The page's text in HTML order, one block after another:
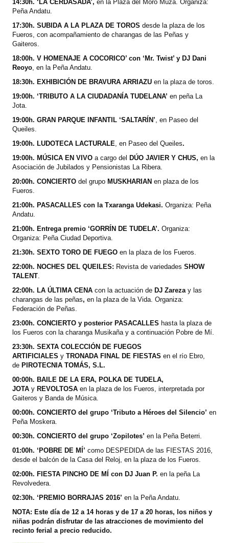
14:30h. ‘LA CERDASADA’, en la Plaza del Moro Muza. Organiza:
Peña Andatu.
17:30h. SUBIDA A LA PLAZA DE TOROS desde la plaza de los
Fueros, con acompañamiento de charangas de las Peñas y
Gaiteros.
18:00h. V HOMENAJE A COCORICO’ con ‘Mr. Twist’ y DJ Dani
Reoyo, en la Peña Andatu.
18:30h. EXHIBICIÓN DE BRAVURA ARRIAZU en la plaza de toros.
19:00h. ‘TRIBUTO A LA CIUDADANÍA TUDELANA’ en peña La
Jota.
19:00h. GRAN PARQUE INFANTIL ‘SALTARÍN’, en Paseo del
Queiles.
19:00h. LUDOTECA LACTURALE, en Paseo del Queiles.
19:00h. MÚSICA EN VIVO a cargo del DÚO JAVIER Y CHUS, en la
Asociación de Jubilados y Pensionistas La Ribera.
20:00h. CONCIERTO del grupo MUSKHARIAN en plaza de los
Fueros.
21:00h. PASACALLES con la Txaranga Udekasi. Organiza: Peña
Andatu.
21:00h. Entrega premio ‘GORRÍN DE TUDELA’. Organiza:
Organiza: Peña Ciudad Deportiva.
21:30h. SEXTO TORO DE FUEGO en la plaza de los Fueros.
22:00h. NOCHES DEL QUEILES: Revista de variedades SHOW
TALENT.
22:00h. LA ÚLTIMA CENA con la actuación de DJ Zareza y las
charangas de las peñas, en la plaza de la Vida. Organiza:
Federación de Peñas.
23:00h. CONCIERTO y posterior PASACALLES hasta la plaza de
los Fueros con la charanga Musikaña y a continuación Pobre de Mí.
23:30h. SEXTA COLECCIÓN DE FUEGOS
ARTIFICIALES y TRONADA FINAL DE FIESTAS en el río Ebro,
de PIROTECNIA TOMÁS, S.L.
00:00h. BAILE DE LA ERA, POLKA DE TUDELA,
JOTA y REVOLTOSA en la plaza de los Fueros, interpretada por
Gaiteros y Banda de Música.
00:00h. CONCIERTO del grupo ‘Tributo a Héroes del Silencio’ en
Peña Moskera.
00:30h. CONCIERTO del grupo ‘Zopilotes’ en la Peña Beterri.
01:00h. ‘POBRE DE MÍ’ como DESPEDIDA de las FIESTAS 2016,
desde el balcón de la Casa del Reloj, en la plaza de los Fueros.
02:00h. FIESTA PINCHO DE MÍ con DJ Juan P. en la peña La
Revolvedera.
02:30h. ‘PREMIO BORRAJAS 2016’ en la Peña Andatu.
NOTA: Este día de 12 a 14 horas y de 17 a 20 horas, los niños y
niñas podrán disfrutar de las atracciones de movimiento del
recinto ferial a precio reducido.